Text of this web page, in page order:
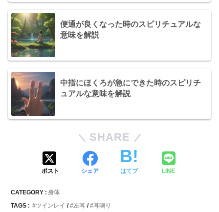
便通が良くなった時のスピリチュアルな
意味を解説
中指にほくろが急にできた時のスピリチ
ュアルな意味を解説
SHARE
ポスト シェア はてブ LINE
CATEGORY : 身体
TAGS :
ツインレイ 左耳 耳鳴り